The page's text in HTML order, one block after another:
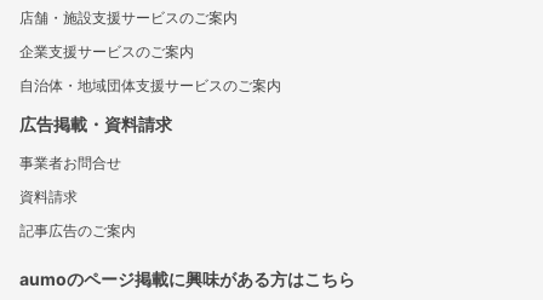
店舗・施設支援サービスのご案内
企業支援サービスのご案内
自治体・地域団体支援サービスのご案内
広告掲載・資料請求
事業者お問合せ
資料請求
記事広告のご案内
aumoのページ掲載に興味がある方はこちら